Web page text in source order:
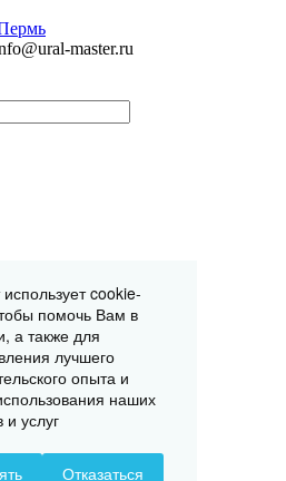
master.ru
использует cookie-
помочь Вам в
а также для
лучшего
опыта и
наших
и услуг
Отказаться